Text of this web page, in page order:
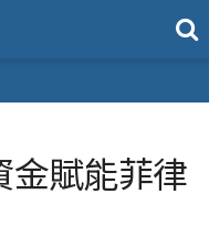
金賦能菲律